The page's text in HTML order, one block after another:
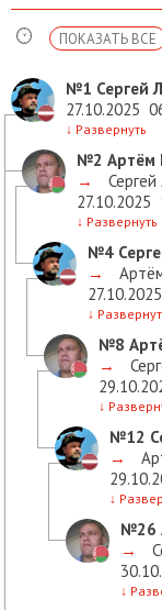
ПОКАЗАТЬ ВСЕ
№1 Сергей
27.10.2025
↓ Развернуть
№2 Артём
→
27.10.2025
↓ Развернуть
№4
→
27.10.2025
↓
№8
→
↓
№12
→
↓
№26
→
↓